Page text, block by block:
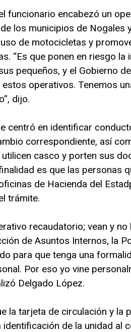
funcionario encabezó un
los municipios de Nogales
de motocicletas y
“Es que ponen en riesgo
pequeños, y el Gobierno
operativos. Tenemos
dijo.
centró en identificar
correspondiente, así
casco y porten sus
es que las personas
de Hacienda del
trámite.
recaudatorio; vean y
de Asuntos Internos, la
para que tenga una
Por eso yo vine
Delgado López.
la tarjeta de circulación y la
identificación de la unidad al